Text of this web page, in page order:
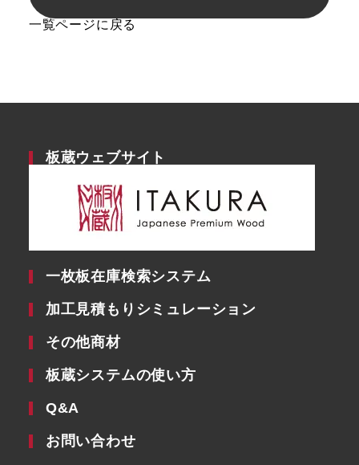
一覧ページに戻る
板蔵ウェブサイト
一枚板在庫検索システム
加工見積もりシミュレーション
その他商材
板蔵システムの使い方
Q&A
お問い合わせ